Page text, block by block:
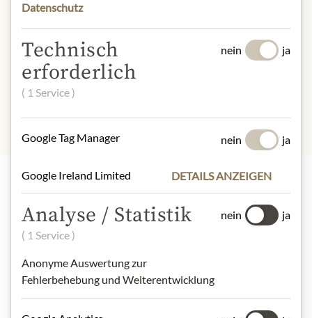
Alkoholgehalt: 45% vol.
* Wir bitten um Verständnis, dass das
Produktdesign von der Abbildung
abweichen kann.
Highlights aus unserem Sortiment
Meinls Kollektion
Datenschutz
Technisch
erforderlich
( 1 Service )
nein ja
Google Tag Manager nein ja
Google Ireland Limited DETAILS ANZEIGEN
Analyse / Statistik
( 1 Service )
Anonyme Auswertung zur
Fehlerbehebung und Weiterentwicklung
nein ja